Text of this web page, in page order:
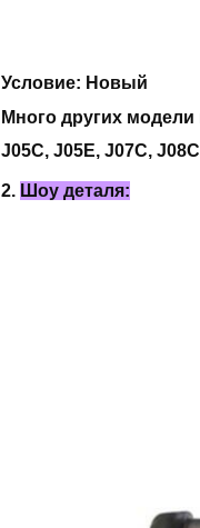
Условие: Новый
Много других
J05C, J05E, J07C,
2. Шоу деталя: